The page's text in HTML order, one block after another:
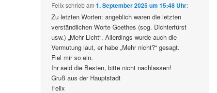
Felixschriebam1. September 2025 um 15:48 Uhr:
Zu letzten Worten: angeblich waren die letzten
verständlichen Worte Goethes (sog. Dichterfürst
usw.) „Mehr Licht“. Allerdings wurde auch die
Vermutung laut, er habe „Mehr nicht?“ gesagt.
Fiel mir so ein.
Ihr seid die Besten, bitte nicht nachlassen!
Gruß aus der Hauptstadt
Felix